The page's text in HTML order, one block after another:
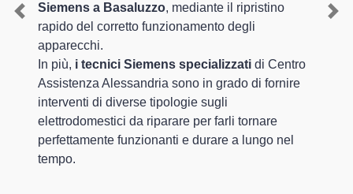
Siemens a Basaluzzo, mediante il ripristino
rapido del corretto funzionamento degli
apparecchi.
In più, i tecnici Siemens specializzati di Centro
Assistenza Alessandria sono in grado di fornire
interventi di diverse tipologie sugli
elettrodomestici da riparare per farli tornare
perfettamente funzionanti e durare a lungo nel
tempo.
Previous